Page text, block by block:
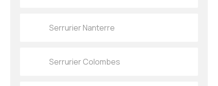
Serrurier Nanterre
Serrurier Colombes